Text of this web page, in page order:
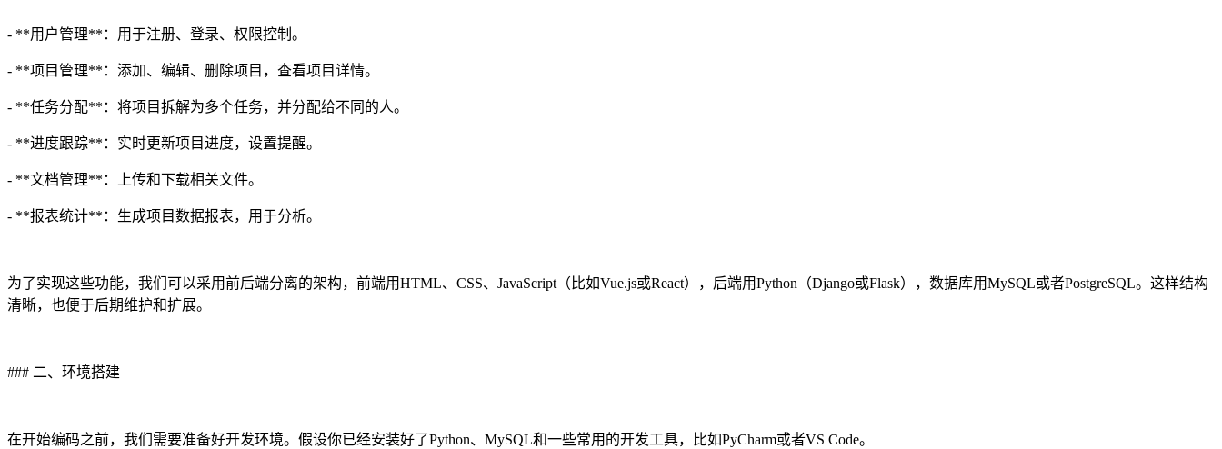
- **用户管理**：用于注册、登录、权限控制。
- **项目管理**：添加、编辑、删除项目，查看项目详情。
- **任务分配**：将项目拆解为多个任务，并分配给不同的人。
- **进度跟踪**：实时更新项目进度，设置提醒。
- **文档管理**：上传和下载相关文件。
- **报表统计**：生成项目数据报表，用于分析。
为了实现这些功能，我们可以采用前后端分离的架构，前端用HTML、CSS、JavaScript（比如Vue.js或React），后端用Python（Django或Flask），数据库用MySQL或者PostgreSQL。这样结构
清晰，也便于后期维护和扩展。
### 二、环境搭建
在开始编码之前，我们需要准备好开发环境。假设你已经安装好了Python、MySQL和一些常用的开发工具，比如PyCharm或者VS Code。